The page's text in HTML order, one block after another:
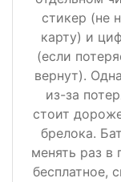
стикер (не
карту) и
(если
вернут).
из-за
стоит
брелока.
менять раз в
бесплатное,